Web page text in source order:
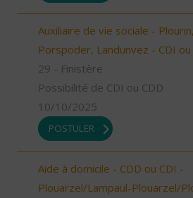
Auxiliaire de vie sociale -
Porspoder, Landunvez - CDI
29 - Finistère
Possibilité de CDI ou CDD
10/10/2025
POSTULER
Aide à domicile - CDD ou CDI -
Plouarzel/Lampaul-Plouarzel/